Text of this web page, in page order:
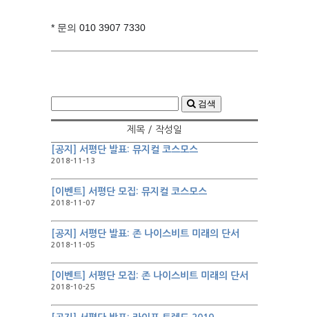
* 문의 010 3907 7330
검색
제목 / 작성일
[공지] 서평단 발표: 뮤지컬 코스모스
2018-11-13
[이벤트] 서평단 모집: 뮤지컬 코스모스
2018-11-07
[공지] 서평단 발표: 존 나이스비트 미래의 단서
2018-11-05
[이벤트] 서평단 모집: 존 나이스비트 미래의 단서
2018-10-25